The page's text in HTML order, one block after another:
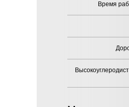
Время